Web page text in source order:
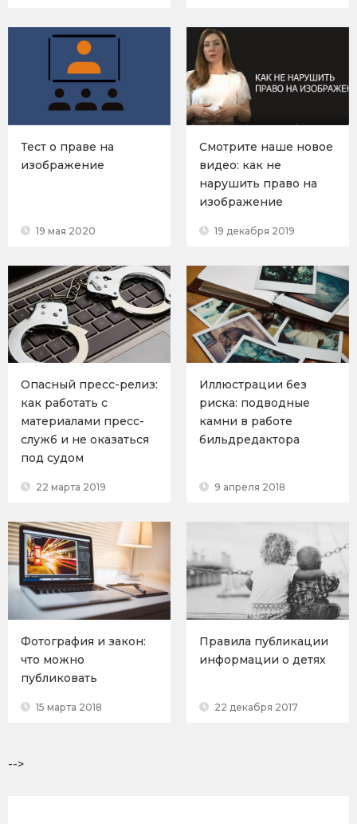
Тест о праве на
изображение
19 мая 2020
Смотрите наше новое
видео: как не
нарушить право на
изображение
19 декабря 2019
Опасный пресс-релиз:
как работать с
материалами пресс-
служб и не оказаться
под судом
22 марта 2019
Иллюстрации без
риска: подводные
камни в работе
бильдредактора
9 апреля 2018
Фотография и закон:
что можно
публиковать
15 марта 2018
Правила публикации
информации о детях
22 декабря 2017
-->